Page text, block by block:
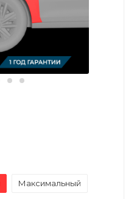
Максимальный